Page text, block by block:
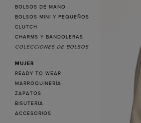
BOLSOS DE MANO
BOLSOS MINI Y PEQUEÑOS
CLUTCH
CHARMS Y BANDOLERAS
COLECCIONES DE BOLSOS
MUJER
READY TO WEAR
MARROQUINERÍA
ZAPATOS
BISUTERÍA
ACCESORIOS